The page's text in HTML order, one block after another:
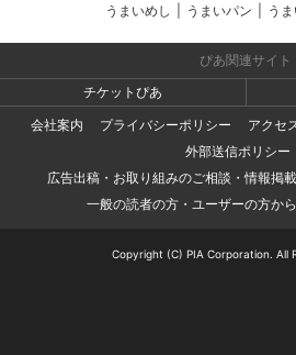
うまいめし
うまいパン う
ぴあ関連サイト
チケットぴあ
会社案内
プライバシーポリシー
アクセ
外部送信ポリシー
広告出稿・お取り組みのご相談・情報掲
一般の読者の方・ユーザーの方か
Copyright (C) PIA Corporation. All